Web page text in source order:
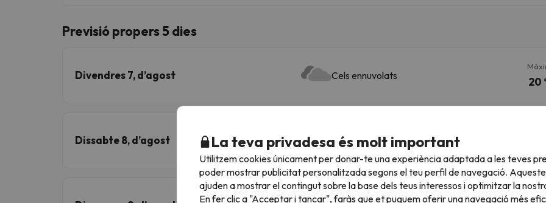
Previsió propers 5 dies
Divendres 7, d’agost Cels ennuvolats
20
Dissabte 8, d’agost Cels clars
La teva privadesa és molt important
Utilitzem cookies únicament per donar-te una experiència adaptada a les teves
poder mostrar publicitat personalitzada segons el teu perfil de navegació.
ajuden a mostrar el contingut sobre la base dels teus interessos i optimitzar la
En fer clic a "Acceptar i tancar", faràs que et puguem oferir una navegació més